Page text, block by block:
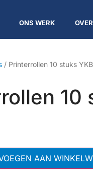
ONS WERK
/ Printerrollen 10 stuks
10
AAN